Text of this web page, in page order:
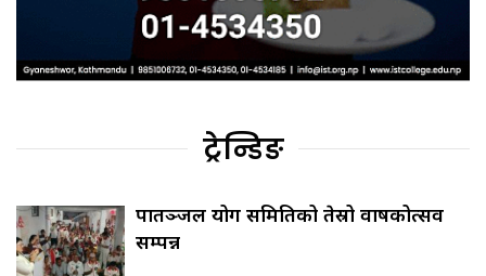
ट्रेन्डिङ
पातञ्जल योग समितिको तेस्रो वार्षिकोत्सव
सम्पन्न